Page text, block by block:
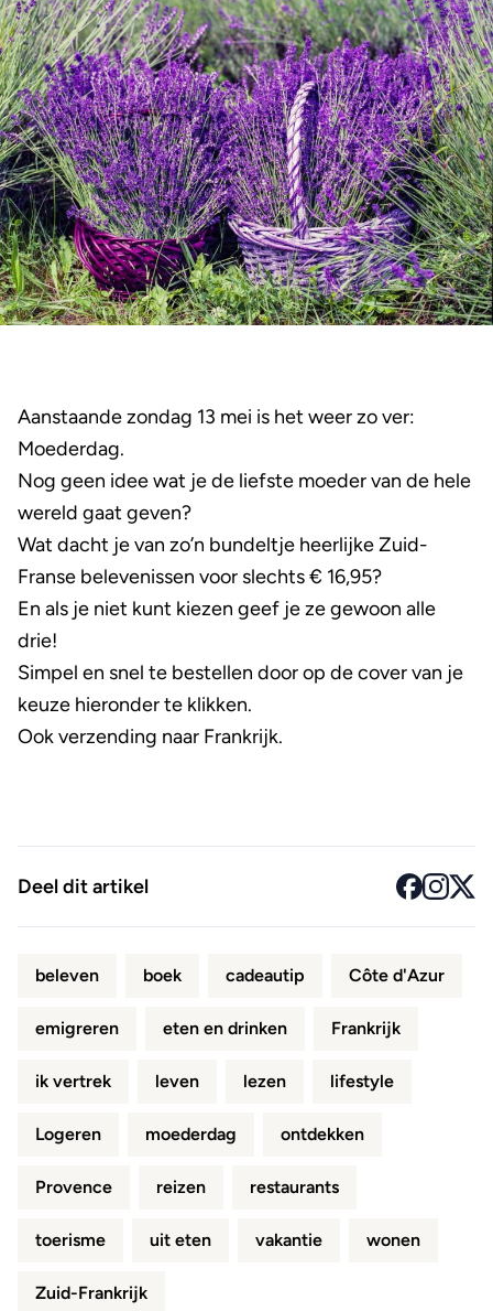
Aanstaande zondag 13 mei is het weer zo ver:
Moederdag.
Nog geen idee wat je de liefste moeder van de hele
wereld gaat geven?
Wat dacht je van zo’n bundeltje heerlijke Zuid-
Franse belevenissen voor slechts € 16,95?
En als je niet kunt kiezen geef je ze gewoon alle
drie!
Simpel en snel te bestellen door op de cover van je
keuze hieronder te klikken.
Ook verzending naar Frankrijk.
Deel dit artikel
beleven boek cadeautip Côte d'Azur
emigreren eten en drinken Frankrijk
ik vertrek leven lezen lifestyle
Logeren moederdag ontdekken
Provence reizen restaurants
toerisme uit eten vakantie wonen
Zuid-Frankrijk